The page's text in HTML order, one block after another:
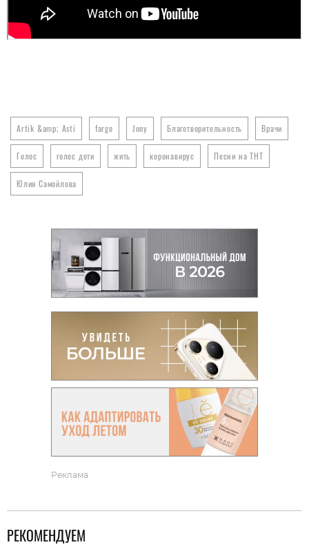
Artik &amp; Asti fargo Jony Благотворительность Врачи
Голос голос дети жить коронавирус Песни на ТНТ
Юлия Самойлова
Реклама
РЕКОМЕНДУЕМ